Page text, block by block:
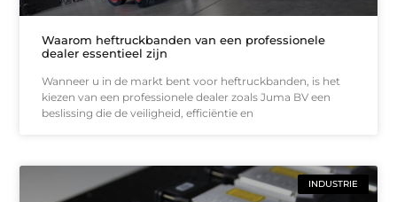
Waarom heftruckbanden van een professionele
dealer essentieel zijn
Wanneer u in de markt bent voor heftruckbanden, is het
kiezen van een professionele dealer zoals Juma BV een
beslissing die de veiligheid, efficiëntie en
INDUSTRIE